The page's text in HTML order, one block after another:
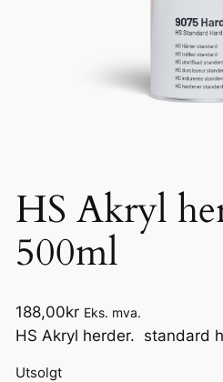
HS Akryl
500ml
188,00kr Eks. mva.
HS Akryl herder. standard
Utsolgt